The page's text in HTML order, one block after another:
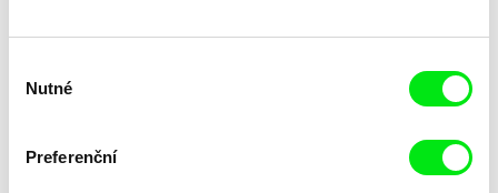
souhlasu
Nutné
Preferenční